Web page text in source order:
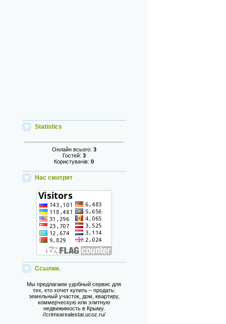
Statistics
Онлайн всього: 3
Гостей: 3
Користувачів:0
Нас смотрят
Ссылки.
Мы предлагаем удобный сервис для
тех, кто хочет купить – продать:
земельный участок, дом, квартиру,
коммерческую или элитную
недвижимость в Крыму.
//crimearealestat.ucoz.ru/